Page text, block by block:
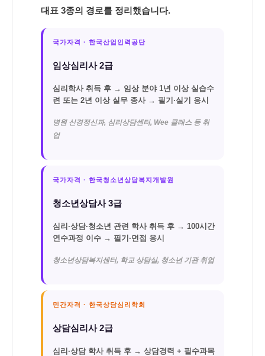
대표 3종의 경로를 정리했습니다.
국가자격 · 한국산업인력공단
임상심리사 2급
심리학사 취득 후 → 임상 분야 1년 이상 실습수
련 또는 2년 이상 실무 종사 → 필기·실기 응시
병원 신경정신과, 심리상담센터, Wee 클래스 등 취
업
국가자격 · 한국청소년상담복지개발원
청소년상담사 3급
심리·상담·청소년 관련 학사 취득 후 → 100시간
연수과정 이수 → 필기·면접 응시
청소년상담복지센터, 학교 상담실, 청소년 기관 취업
민간자격 · 한국상담심리학회
상담심리사 2급
심리·상담 학사 취득 후 → 상담경력 + 필수과목